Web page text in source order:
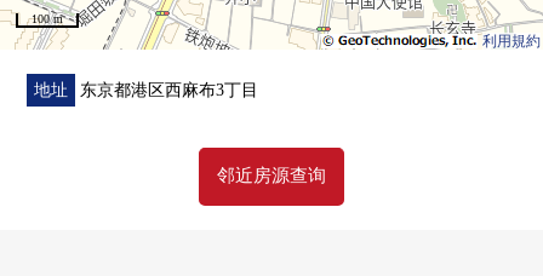
利用規約
100 m
地址 东京都港区西麻布3丁目
邻近房源查询